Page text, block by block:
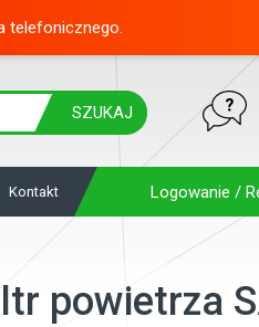
telefonicznego.
SZUKAJ
Kontakt Logowanie /
powietrza